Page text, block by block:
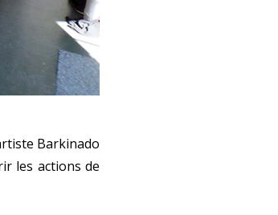
Barkinado
les actions de